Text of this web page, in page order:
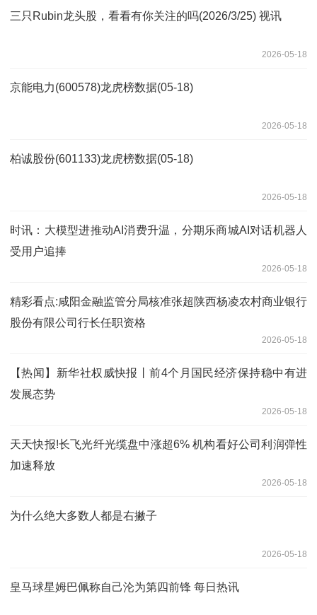
三只Rubin龙头股，看看有你关注的吗(2026/3/25) 视讯
2026-05-18
京能电力(600578)龙虎榜数据(05-18)
2026-05-18
柏诚股份(601133)龙虎榜数据(05-18)
2026-05-18
时讯：大模型进推动AI消费升温，分期乐商城AI对话机器人
受用户追捧
2026-05-18
精彩看点:咸阳金融监管分局核准张超陕西杨凌农村商业银行
股份有限公司行长任职资格
2026-05-18
【热闻】新华社权威快报丨前4个月国民经济保持稳中有进
发展态势
2026-05-18
天天快报!长飞光纤光缆盘中涨超6% 机构看好公司利润弹性
加速释放
2026-05-18
为什么绝大多数人都是右撇子
2026-05-18
皇马球星姆巴佩称自己沦为第四前锋 每日热讯